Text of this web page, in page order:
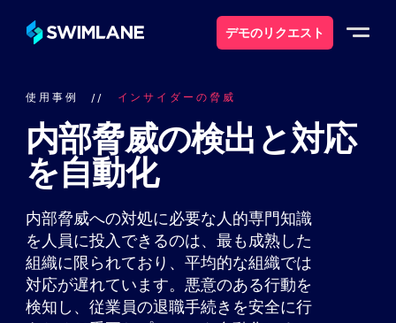
デモのリクエスト
ソリューション
製品紹介
サービス
リソース
使用事例 インサイダーの脅威
内部脅威の検出と対応
を自動化
内部脅威への対処に必要な人的専門知識
を人員に投入できるのは、最も成熟した
組織に限られており、平均的な組織では
対応が遅れています。悪意のある行動を
検知し、従業員の退職手続きを安全に行